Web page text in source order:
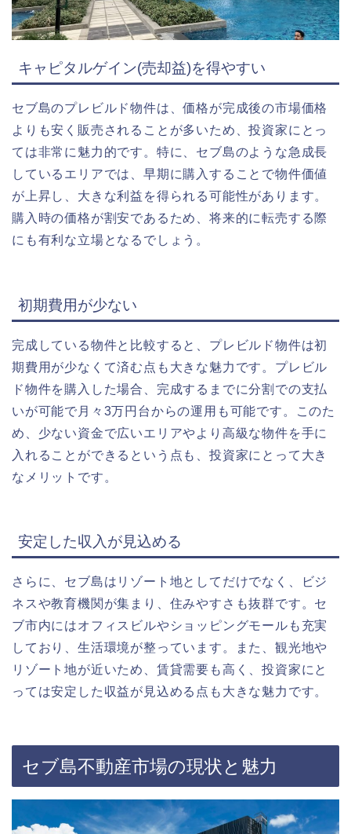
キャピタルゲイン(売却益)を得やすい
セブ島のプレビルド物件は、価格が完成後の市場価格
よりも安く販売されることが多いため、投資家にとっ
ては非常に魅力的です。特に、セブ島のような急成長
しているエリアでは、早期に購入することで物件価値
が上昇し、大きな利益を得られる可能性があります。
購入時の価格が割安であるため、将来的に転売する際
にも有利な立場となるでしょう。
初期費用が少ない
完成している物件と比較すると、プレビルド物件は初
期費用が少なくて済む点も大きな魅力です。プレビル
ド物件を購入した場合、完成するまでに分割での支払
いが可能で月々3万円台からの運用も可能です。このた
め、少ない資金で広いエリアやより高級な物件を手に
入れることができるという点も、投資家にとって大き
なメリットです。
安定した収入が見込める
さらに、セブ島はリゾート地としてだけでなく、ビジ
ネスや教育機関が集まり、住みやすさも抜群です。セ
ブ市内にはオフィスビルやショッピングモールも充実
しており、生活環境が整っています。また、観光地や
リゾート地が近いため、賃貸需要も高く、投資家にと
っては安定した収益が見込める点も大きな魅力です。
セブ島不動産市場の現状と魅力